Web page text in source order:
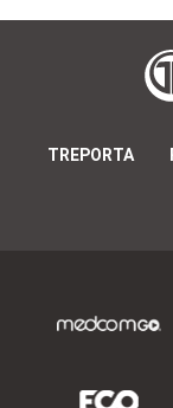
TREPORTA